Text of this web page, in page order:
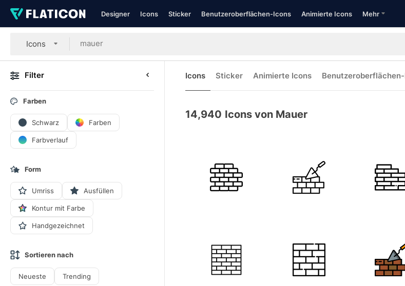
Designer Icons Sticker Benutzeroberflächen-Icons Animierte Icons Mehr
Icons
Filter
Farben
Schwarz Farben
Farbverlauf
Form
Umriss Ausfüllen
Kontur mit Farbe
Handgezeichnet
Sortieren nach
Neueste Trending
Icons Sticker Animierte Icons
14,940 Icons von Mauer